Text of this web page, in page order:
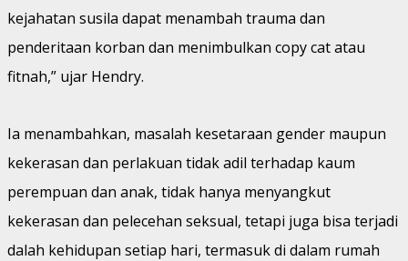
kejahatan susila dapat menambah trauma dan
penderitaan korban dan menimbulkan copy cat atau
fitnah,” ujar Hendry.
Ia menambahkan, masalah kesetaraan gender maupun
kekerasan dan perlakuan tidak adil terhadap kaum
perempuan dan anak, tidak hanya menyangkut
kekerasan dan pelecehan seksual, tetapi juga bisa terjadi
dalah kehidupan setiap hari, termasuk di dalam rumah